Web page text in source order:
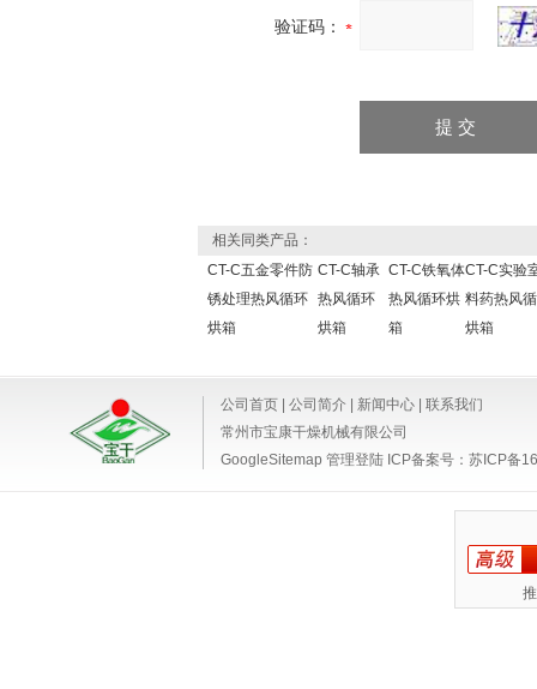
验证码：
相关同类产品：
CT-C五金零件防
锈处理热风循环
烘箱
CT-C轴承
热风循环
烘箱
CT-C铁氧体
热风循环烘
箱
CT-C实验
料药热风
烘箱
公司首页 公司简介 新闻中心
联系我们
常州市宝康干燥机械有限公司
GoogleSitemap 管理登陆 ICP备案号： 苏ICP备